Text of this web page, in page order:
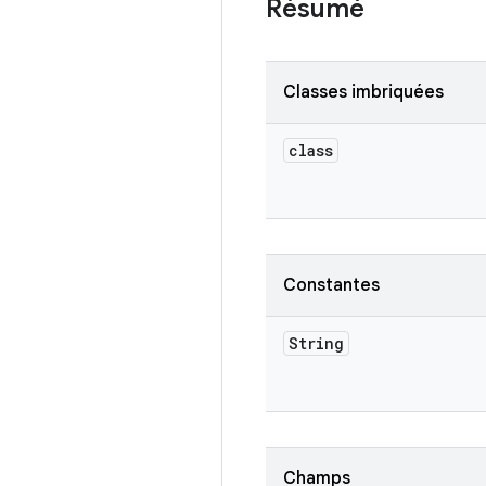
Résumé
Classes imbriquées
class
Constantes
String
Champs